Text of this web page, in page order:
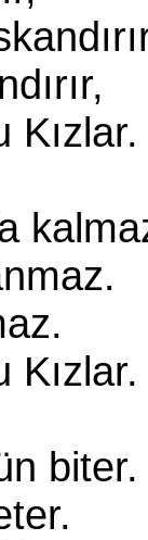
Kızlar.
Kızlar.
biter.